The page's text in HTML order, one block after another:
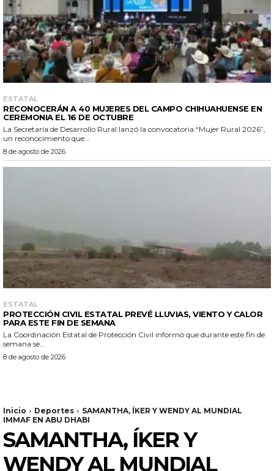
ESTATAL
RECONOCERÁN A 40 MUJERES DEL CAMPO CHIHUAHUENSE EN
CEREMONIA EL 16 DE OCTUBRE
La Secretaría de Desarrollo Rural lanzó la convocatoria “Mujer Rural 2026”,
un reconocimiento que...
8 de agosto de 2026
ESTATAL
PROTECCIÓN CIVIL ESTATAL PREVÉ LLUVIAS, VIENTO Y CALOR
PARA ESTE FIN DE SEMANA
La Coordinación Estatal de Protección Civil informó que durante este fin de
semana se...
8 de agosto de 2026